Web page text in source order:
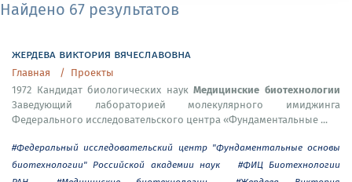
Найдено 67 результатов
жердева виктория вячеславовна
Главная
Проекты
1972 Кандидат биологических наукМедицинские биотехнологии
Заведующий лабораторией молекулярного имиджинга
Федерального исследовательского центра «Фундаментальные ...
#Федеральный исследовательский центр "Фундаментальные основы
биотехнологии" Российской академии наук
#ФИЦ Биотехнологии